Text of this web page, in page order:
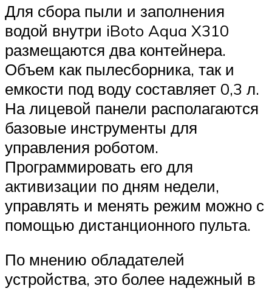
Для сбора пыли и заполнения
водой внутри iBoto Aqua X310
размещаются два контейнера.
Объем как пылесборника, так и
емкости под воду составляет 0,3 л.
На лицевой панели располагаются
базовые инструменты для
управления роботом.
Программировать его для
активизации по дням недели,
управлять и менять режим можно с
помощью дистанционного пульта.
По мнению обладателей
устройства, это более надежный в